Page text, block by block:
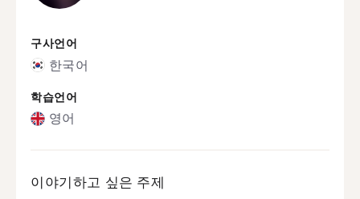
구사언어
한국어
학습언어
영어
이야기하고 싶은 주제